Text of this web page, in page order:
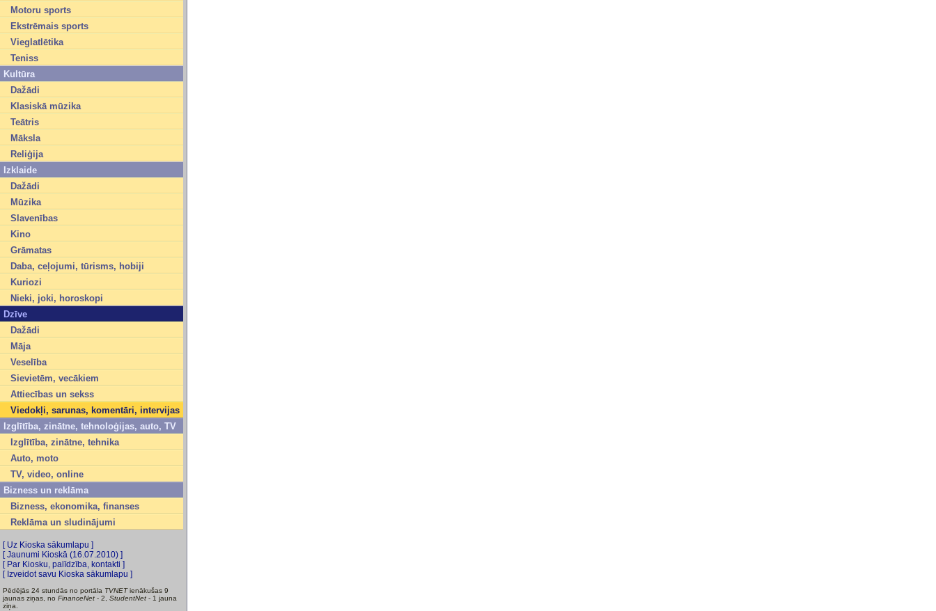
Motoru sports
Ekstrēmais sports
Vieglatlētika
Teniss
Kultūra
Dažādi
Klasiskā mūzika
Teātris
Māksla
Reliģija
Izklaide
Dažādi
Mūzika
Slavenības
Kino
Grāmatas
Daba, ceļojumi, tūrisms, hobiji
Kuriozi
Nieki, joki, horoskopi
Dzīve
Dažādi
Māja
Veselība
Sievietēm, vecākiem
Attiecības un sekss
Viedokļi, sarunas, komentāri, intervijas
Izglītība, zinātne, tehnoloģijas, auto, TV
Izglītība, zinātne, tehnika
Auto, moto
TV, video, online
Bizness un reklāma
Bizness, ekonomika, finanses
Reklāma un sludinājumi
[ Uz Kioska sākumlapu ]
[ Jaunumi Kioskā (16.07.2010) ]
[ Par Kiosku, palīdzība, kontakti ]
[ Izveidot savu Kioska sākumlapu ]
Pēdējās 24 stundās no portāla TVNETienākušas 9
jaunas ziņas, no FinanceNet - 2, StudentNet - 1 jauna
ziņa.